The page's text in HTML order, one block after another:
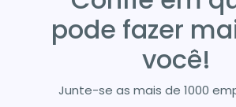
pode fazer
você!
Junte-se as mais de 1000